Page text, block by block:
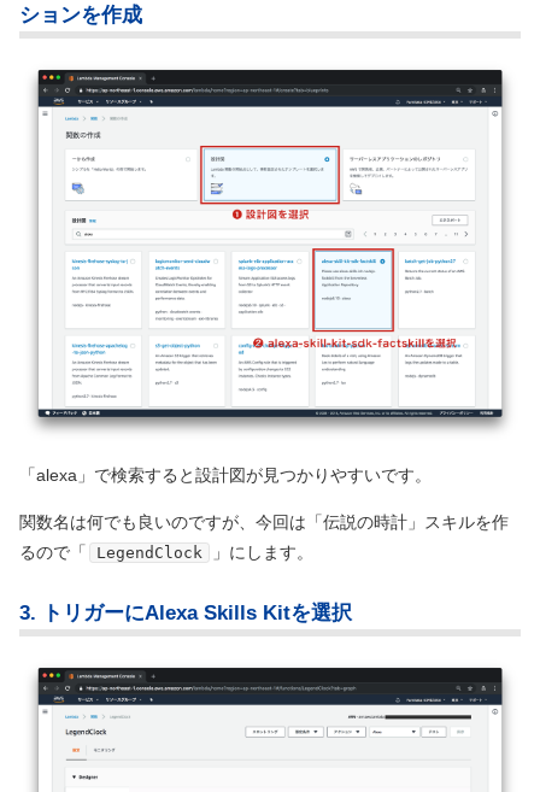
ションを作成
「alexa」で検索すると設計図が見つかりやすいです。
関数名は何でも良いのですが、今回は「伝説の時計」スキルを作
るので「
LegendClock 」にします。
3. トリガーにAlexa Skills Kitを選択